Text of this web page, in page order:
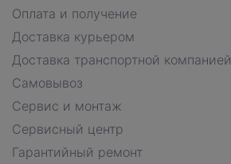
Оплата и получение
Доставка курьером
Доставка транспортной компанией
Самовывоз
Сервис и монтаж
Сервисный центр
Гарантийный ремонт